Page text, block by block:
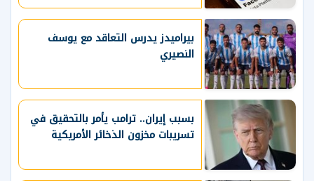
بيراميدز يدرس التعاقد مع يوسف
النصيري
بسبب إيران.. ترامب يأمر بالتحقيق في
تسريبات مخزون الذخائر الأمريكية